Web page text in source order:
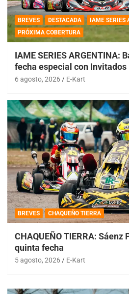
BREVES DESTACADA
IAME SERIES
PRÓXIMA COBERTURA
IAME SERIES ARGENTINA:
fecha especial con Invitados
6 agosto, 2026 E-Kart
BREVES CHAQUEÑO TIERRA
CHAQUEÑO TIERRA: Sáenz
quinta fecha
5 agosto, 2026 E-Kart